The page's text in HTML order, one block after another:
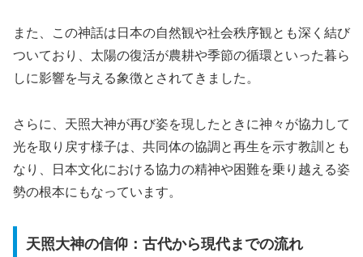
また、この神話は日本の自然観や社会秩序観とも深く結び
ついており、太陽の復活が農耕や季節の循環といった暮ら
しに影響を与える象徴とされてきました。
さらに、天照大神が再び姿を現したときに神々が協力して
光を取り戻す様子は、共同体の協調と再生を示す教訓とも
なり、日本文化における協力の精神や困難を乗り越える姿
勢の根本にもなっています。
天照大神の信仰：古代から現代までの流れ